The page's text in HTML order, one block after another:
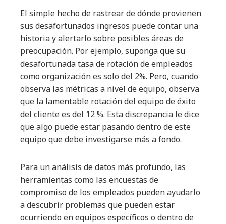
El simple hecho de rastrear de dónde provienen
sus desafortunados ingresos puede contar una
historia y alertarlo sobre posibles áreas de
preocupación. Por ejemplo, suponga que su
desafortunada tasa de rotación de empleados
como organización es solo del 2%. Pero, cuando
observa las métricas a nivel de equipo, observa
que la lamentable rotación del equipo de éxito
del cliente es del 12 %. Esta discrepancia le dice
que algo puede estar pasando dentro de este
equipo que debe investigarse más a fondo.
Para un análisis de datos más profundo, las
herramientas como las encuestas de
compromiso de los empleados pueden ayudarlo
a descubrir problemas que pueden estar
ocurriendo en equipos específicos o dentro de